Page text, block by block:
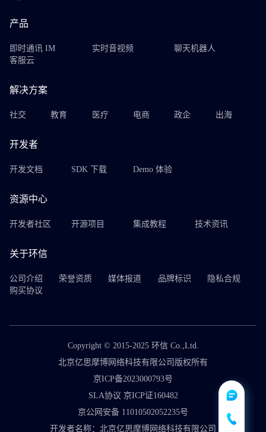
产品
即时通讯 IM 实时音视频
聊天机器人
客服云
解决方案
社交 教育 医疗 电商 政企 出海
开发者
开发文档 SDK 下载 Demo 体验
资源中心
开发者社区 开源项目 集成教程 技术资讯
关于环信
公司介绍 荣誉资质 媒体报道 品牌标识
隐私合规
购买协议
Copyright © 2015-2025 环信 Co.,Ltd.
北京亿思摩博网络科技有限公司版权所有
京ICP备2023000793号
SLA协议 京ICP证160482
京公网安备 11010502052235号
开发者名称：北京亿思摩博网络科技有限公司